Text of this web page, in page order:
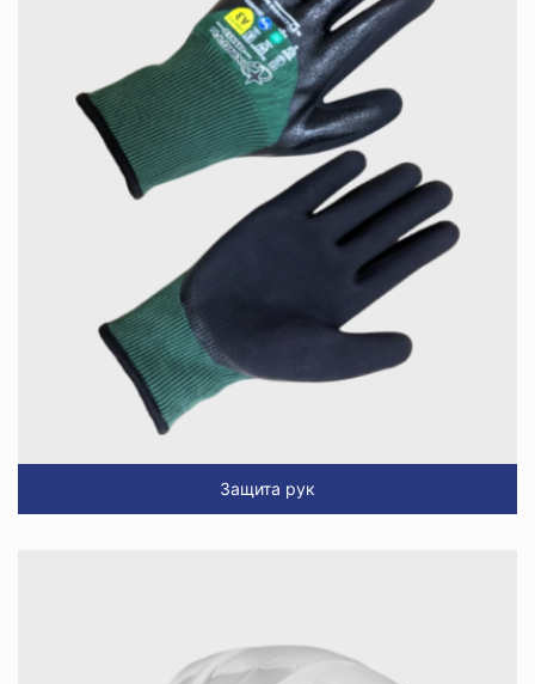
Защита рук